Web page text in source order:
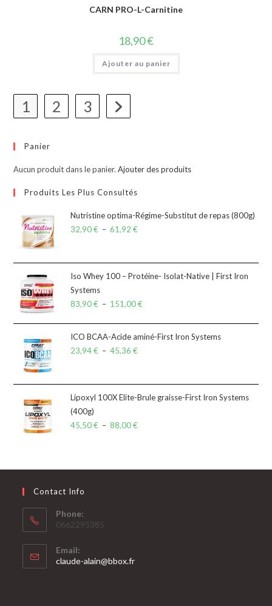
CARN PRO-L-Carnitine
18,90€
Ajouter au panier
1 2 3
Panier
Aucun produit dans le panier.Ajouter des produits
Produits Les Plus Consultés
Nutristine optima-Régime-Substitut de repas (800g)
32,90€ – 61,92€
Iso Whey 100 – Protéine- Isolat-Native | First Iron
Systems
83,90€ – 151,00€
ICO BCAA-Acide aminé-First Iron Systems
23,94€ – 45,36€
Lipoxyl 100X Elite-Brule graisse-First Iron Systems
(400g)
45,50€ – 88,00€
Contact Info
Phone:
0662295385
Email:
claude-alain@bbox.fr